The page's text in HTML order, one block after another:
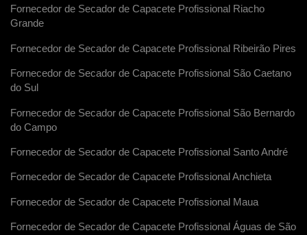
Fornecedor de Secador de Capacete Profissional Riacho
Grande
Fornecedor de Secador de Capacete Profissional Ribeirão Pires
Fornecedor de Secador de Capacete Profissional São Caetano
do Sul
Fornecedor de Secador de Capacete Profissional São Bernardo
do Campo
Fornecedor de Secador de Capacete Profissional Santo André
Fornecedor de Secador de Capacete Profissional Anchieta
Fornecedor de Secador de Capacete Profissional Maua
Fornecedor de Secador de Capacete Profissional Águas de São